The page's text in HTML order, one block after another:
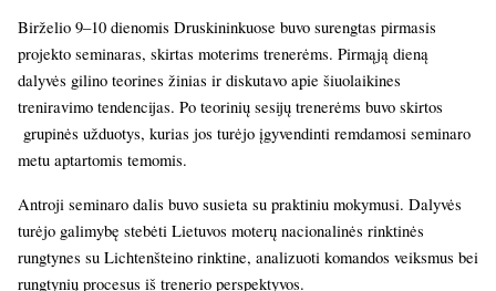
Birželio 9–10 dienomis Druskininkuose buvo surengtas pirmasis
projekto seminaras, skirtas moterims trenerėms. Pirmąją dieną
dalyvės gilino teorines žinias ir diskutavo apie šiuolaikines
treniravimo tendencijas. Po teorinių sesijų trenerėms buvo skirtos
grupinės užduotys, kurias jos turėjo įgyvendinti remdamosi seminaro
metu aptartomis temomis.
Antroji seminaro dalis buvo susieta su praktiniu mokymusi. Dalyvės
turėjo galimybę stebėti Lietuvos moterų nacionalinės rinktinės
rungtynes su Lichtenšteino rinktine, analizuoti komandos veiksmus bei
rungtynių procesus iš trenerio perspektyvos.